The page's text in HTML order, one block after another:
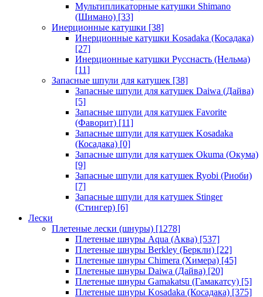
Мультипликаторные катушки Shimano
(Шимано) [33]
Инерционные катушки [38]
Инерционные катушки Kosadaka (Косадака)
[27]
Инерционные катушки Русснасть (Нельма)
[11]
Запасные шпули для катушек [38]
Запасные шпули для катушек Daiwa (Дайва)
[5]
Запасные шпули для катушек Favorite
(Фаворит) [11]
Запасные шпули для катушек Kosadaka
(Косадака) [0]
Запасные шпули для катушек Okuma (Окума)
[9]
Запасные шпули для катушек Ryobi (Риоби)
[7]
Запасные шпули для катушек Stinger
(Стингер) [6]
Лески
Плетеные лески (шнуры) [1278]
Плетеные шнуры Aqua (Аква) [537]
Плетеные шнуры Berkley (Беркли) [22]
Плетеные шнуры Chimera (Химера) [45]
Плетеные шнуры Daiwa (Дайва) [20]
Плетеные шнуры Gamakatsu (Гамакатсу) [5]
Плетеные шнуры Kosadaka (Косадака) [375]